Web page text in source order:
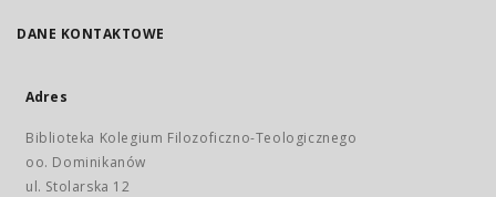
DANE KONTAKTOWE
Adres
Biblioteka Kolegium Filozoficzno-Teologicznego
oo. Dominikanów
ul. Stolarska 12